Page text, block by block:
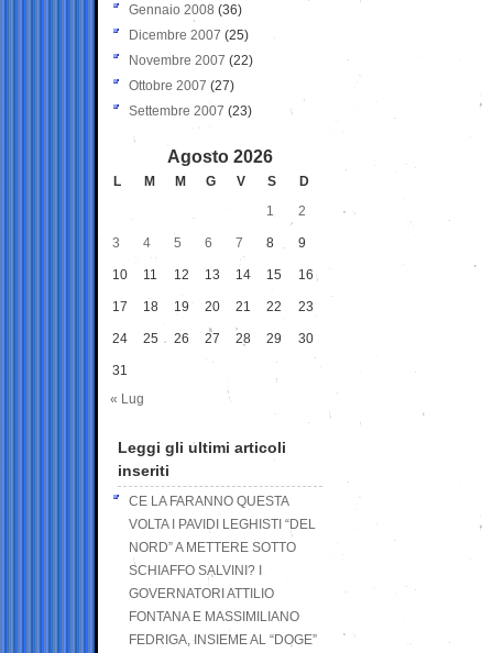
Gennaio 2008 (36)
Dicembre 2007 (25)
Novembre 2007 (22)
Ottobre 2007 (27)
Settembre 2007 (23)
Agosto 2026
L M M G V S
D
1
2
3 4 5 6 7 8 9
10 11 12 13 14 15 16
17 18 19 20 21 22 23
24 25 26 27 28 29 30
31
« Lug
Leggi gli ultimi articoli
inseriti
CE LA FARANNO QUESTA
VOLTA I PAVIDI LEGHISTI “DEL
NORD” A METTERE SOTTO
SCHIAFFO SALVINI? I
GOVERNATORI ATTILIO
FONTANA E MASSIMILIANO
FEDRIGA, INSIEME AL “DOGE”